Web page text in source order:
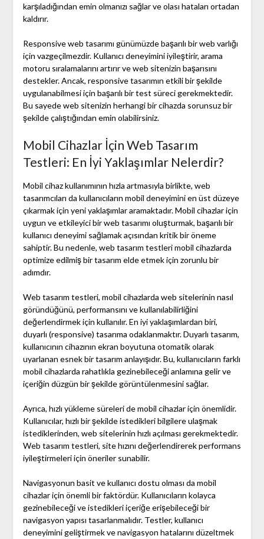
karşıladığından emin olmanızı sağlar ve olası hataları ortadan
kaldırır.
Responsive web tasarımı günümüzde başarılı bir web varlığı
için vazgeçilmezdir. Kullanıcı deneyimini iyileştirir, arama
motoru sıralamalarını artırır ve web sitenizin başarısını
destekler. Ancak, responsive tasarımın etkili bir şekilde
uygulanabilmesi için başarılı bir test süreci gerekmektedir.
Bu sayede web sitenizin herhangi bir cihazda sorunsuz bir
şekilde çalıştığından emin olabilirsiniz.
Mobil Cihazlar İçin Web Tasarım
Testleri: En İyi Yaklaşımlar Nelerdir?
Mobil cihaz kullanımının hızla artmasıyla birlikte, web
tasarımcıları da kullanıcıların mobil deneyimini en üst düzeye
çıkarmak için yeni yaklaşımlar aramaktadır. Mobil cihazlar için
uygun ve etkileyici bir web tasarımı oluşturmak, başarılı bir
kullanıcı deneyimi sağlamak açısından kritik bir öneme
sahiptir. Bu nedenle, web tasarım testleri mobil cihazlarda
optimize edilmiş bir tasarım elde etmek için zorunlu bir
adımdır.
Web tasarım testleri, mobil cihazlarda web sitelerinin nasıl
göründüğünü, performansını ve kullanılabilirliğini
değerlendirmek için kullanılır. En iyi yaklaşımlardan biri,
duyarlı (responsive) tasarıma odaklanmaktır. Duyarlı tasarım,
kullanıcının cihazının ekran boyutuna otomatik olarak
uyarlanan esnek bir tasarım anlayışıdır. Bu, kullanıcıların farklı
mobil cihazlarda rahatlıkla gezinebileceği anlamına gelir ve
içeriğin düzgün bir şekilde görüntülenmesini sağlar.
Ayrıca, hızlı yükleme süreleri de mobil cihazlar için önemlidir.
Kullanıcılar, hızlı bir şekilde istedikleri bilgilere ulaşmak
istediklerinden, web sitelerinin hızlı açılması gerekmektedir.
Web tasarım testleri, site hızını değerlendirerek performans
iyileştirmeleri için öneriler sunabilir.
Navigasyonun basit ve kullanıcı dostu olması da mobil
cihazlar için önemli bir faktördür. Kullanıcıların kolayca
gezinebileceği ve istedikleri içeriğe erişebileceği bir
navigasyon yapısı tasarlanmalıdır. Testler, kullanıcı
deneyimini geliştirmek ve navigasyon hatalarını düzeltmek